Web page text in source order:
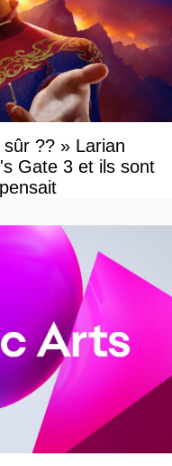
?? » Larian
Gate 3 et ils sont